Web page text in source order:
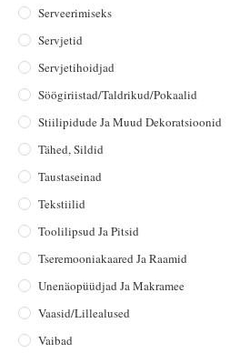
Serveerimiseks
Servjetid
Servjetihoidjad
Söögiriistad/taldrikud/pokaalid
Stiilipidude Ja Muud Dekoratsioonid
Tähed, Sildid
Taustaseinad
Tekstiilid
Toolilipsud Ja Pitsid
Tseremooniakaared Ja Raamid
Unenäopüüdjad Ja Makramee
Vaasid/lillealused
Vaibad